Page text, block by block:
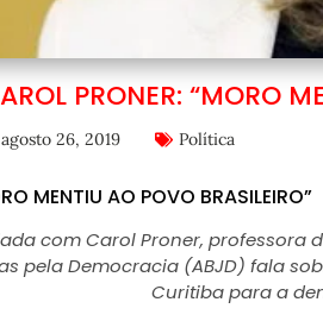
PRONER: “MORO
agosto 26, 2019 Política
MENTIU AO POVO BRASILEIRO”
com Carol Proner,
pela Democracia (ABJD) fala
Curitiba para a